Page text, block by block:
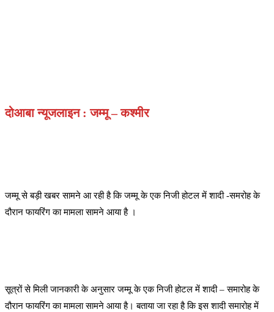
दोआबा न्यूजलाइन : जम्मू – कश्मीर
जम्मू से बड़ी खबर सामने आ रही है कि जम्मू के एक निजी होटल में शादी -समरोह के
दौरान फायरिंग का मामला सामने आया है ।
सूत्रों से मिली जानकारी के अनुसार जम्मू के एक निजी होटल में शादी – समारोह के
दौरान फायरिंग का मामला सामने आया है। बताया जा रहा है कि इस शादी समारोह में